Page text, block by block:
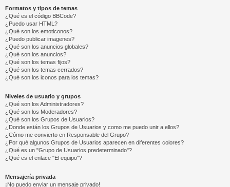
Formatos y tipos de temas
¿Qué es el código BBCode?
¿Puedo usar HTML?
¿Qué son los emoticonos?
¿Puedo publicar imagenes?
¿Qué son los anuncios globales?
¿Qué son los anuncios?
¿Qué son los temas fijos?
¿Qué son los temas cerrados?
¿Qué son los iconos para los temas?
Niveles de usuario y grupos
¿Qué son los Administradores?
¿Qué son los Moderadores?
¿Qué son los Grupos de Usuarios?
¿Donde están los Grupos de Usuarios y como me puedo unir a ellos?
¿Cómo me convierto en Responsable del Grupo?
¿Por qué algunos Grupos de Usuarios aparecen en diferentes colores?
¿Qué es un "Grupo de Usuarios predeterminado"?
¿Qué es el enlace "El equipo"?
Mensajería privada
¡No puedo enviar un mensaje privado!